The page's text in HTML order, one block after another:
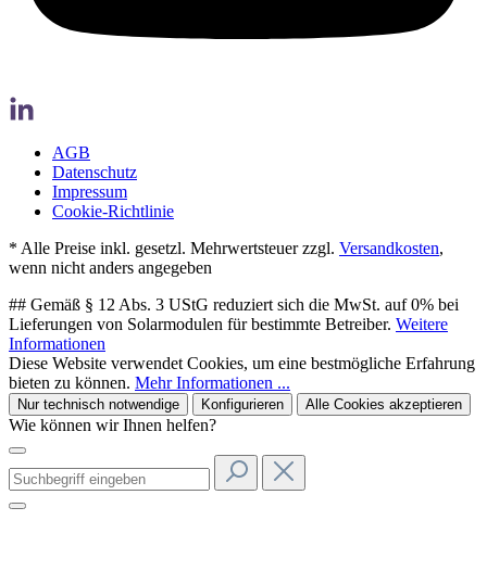
AGB
Datenschutz
Impressum
Cookie-Richtlinie
* Alle Preise inkl. gesetzl. Mehrwertsteuer zzgl. Versandkosten,
wenn nicht anders angegeben
## Gemäß § 12 Abs. 3 UStG reduziert sich die MwSt. auf 0% bei
Lieferungen von Solarmodulen für bestimmte Betreiber. Weitere
Informationen
Diese Website verwendet Cookies, um eine bestmögliche Erfahrung
bieten zu können. Mehr Informationen ...
Nur technisch notwendige Konfigurieren Alle Cookies akzeptieren
Wie können wir Ihnen helfen?